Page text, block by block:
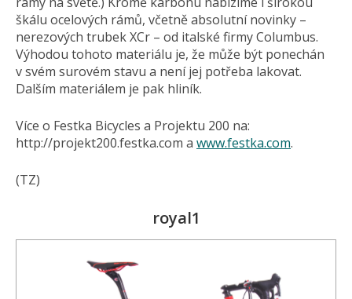
škálu ocelových rámů, včetně absolutní novinky –
nerezových trubek XCr – od italské firmy Columbus.
Výhodou tohoto materiálu je, že může být ponechán
v svém surovém stavu a není jej potřeba lakovat.
Dalším materiálem je pak hliník.
Více o Festka Bicycles a Projektu 200 na:
http://projekt200.festka.com a www.festka.com.
(TZ)
royal1